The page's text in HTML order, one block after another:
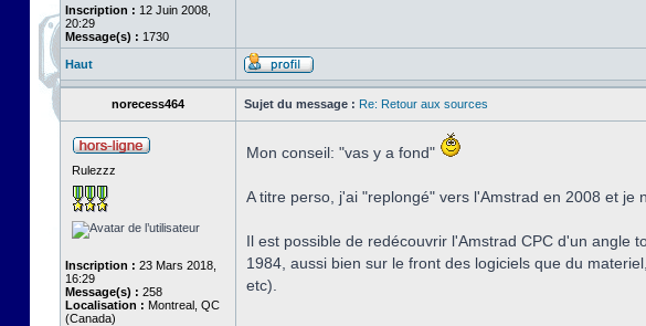
Inscription : 12 Juin 2008,
20:29
Message(s) : 1730
Haut
norecess464 Sujet du message : Re: Retour aux sources
Rulezzz
Inscription : 23 Mars 2018,
16:29
Message(s) : 258
Localisation : Montreal, QC
(Canada)
Mon conseil: "vas y a fond"
A titre perso, j'ai "replongé" vers l'Amstrad en 2008 et je
Il est possible de redécouvrir l'Amstrad CPC d'un angle
1984, aussi bien sur le front des logiciels que du
etc).